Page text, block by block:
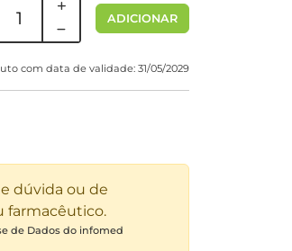
ADICIONAR
com data de validade: 31/05/2029
dúvida ou de
farmacêutico.
de Dados do infomed